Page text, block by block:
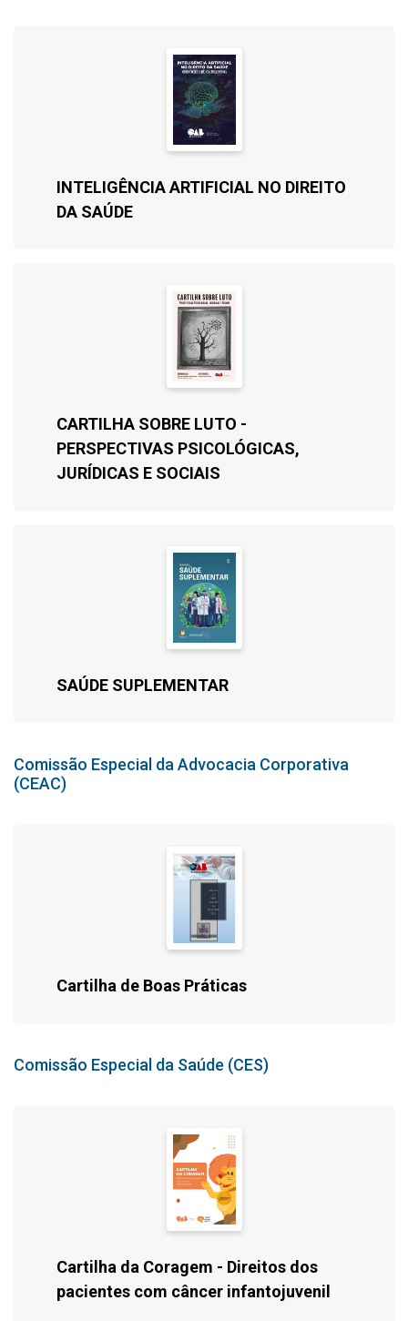
INTELIGÊNCIA ARTIFICIAL NO DIREITO
DA SAÚDE
CARTILHA SOBRE LUTO -
PERSPECTIVAS PSICOLÓGICAS,
JURÍDICAS E SOCIAIS
SAÚDE SUPLEMENTAR
Comissão Especial da Advocacia Corporativa
(CEAC)
Cartilha de Boas Práticas
Comissão Especial da Saúde (CES)
Cartilha da Coragem - Direitos dos
pacientes com câncer infantojuvenil